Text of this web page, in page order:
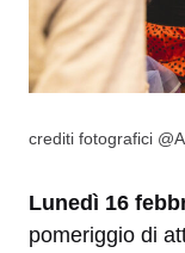
crediti fotografici
Lunedì 16
pomeriggio di